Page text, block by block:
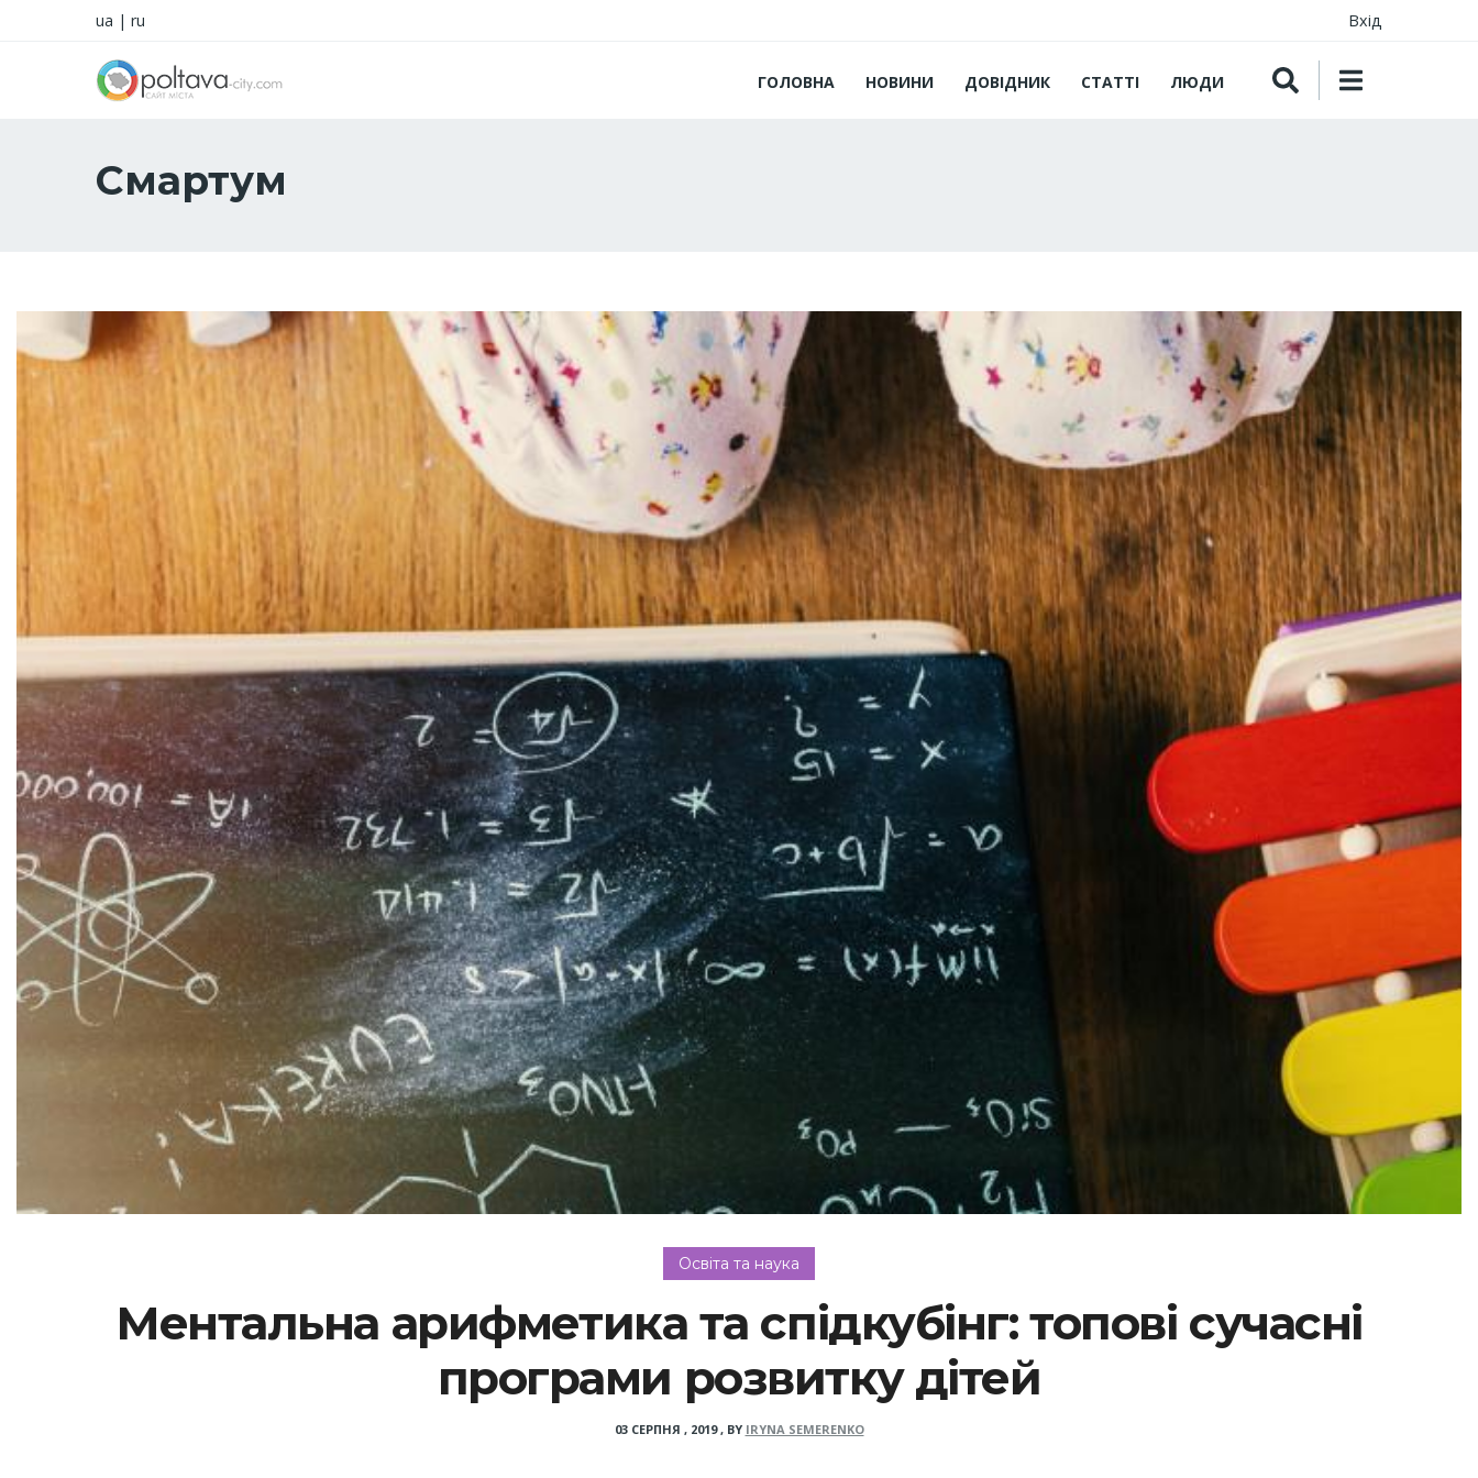
ua | ru Вхід
ГОЛОВНА НОВИНИ ДОВІДНИК СТАТТІ ЛЮДИ
Смартум
Освіта та наука
Ментальна арифметика та спідкубінг: топові сучасні
програми розвитку дітей
03 СЕРПНЯ , 2019, BY IRYNA SEMERENKO